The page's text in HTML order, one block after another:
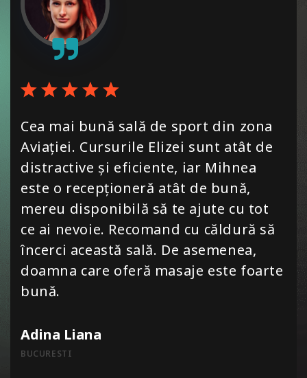
Cea mai bună sală de sport din zona
Aviației. Cursurile Elizei sunt atât de
distractive și eficiente, iar Mihnea
este o recepționeră atât de bună,
mereu disponibilă să te ajute cu tot
ce ai nevoie. Recomand cu căldură să
încerci această sală. De asemenea,
doamna care oferă masaje este foarte
bună.
Adina Liana
BUCURESTI